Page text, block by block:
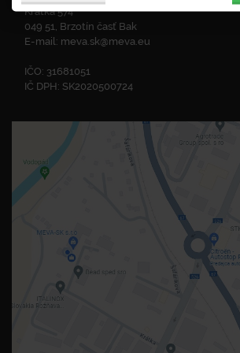
Krátka 574
049 51, Brzotín časť Bak
E-mail: meva.sk@meva.eu
IČO: 31681051
IČ DPH: SK2020500724